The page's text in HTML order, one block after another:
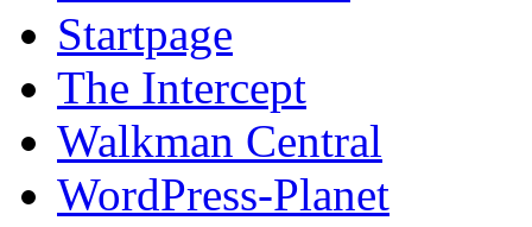
Startpage
The Intercept
Walkman Central
WordPress-Planet